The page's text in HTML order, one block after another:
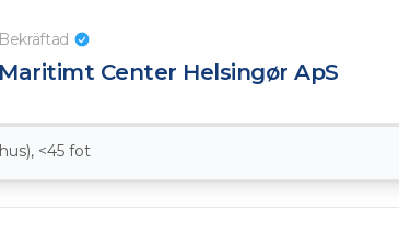
Bekräftad
Maritimt Center Helsingør ApS
<45 fot